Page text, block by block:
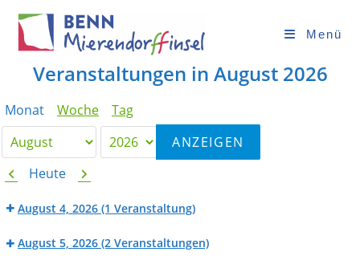
Inhalt
springen
Menü
Veranstaltungen in August 2026
Monat Woche Tag
Monat
Jahr
Zurück
Heute Weiter
August 4, 2026 (1 Veranstaltung)
Werk_Raum:
August 5, 2026 (2 Veranstaltungen)